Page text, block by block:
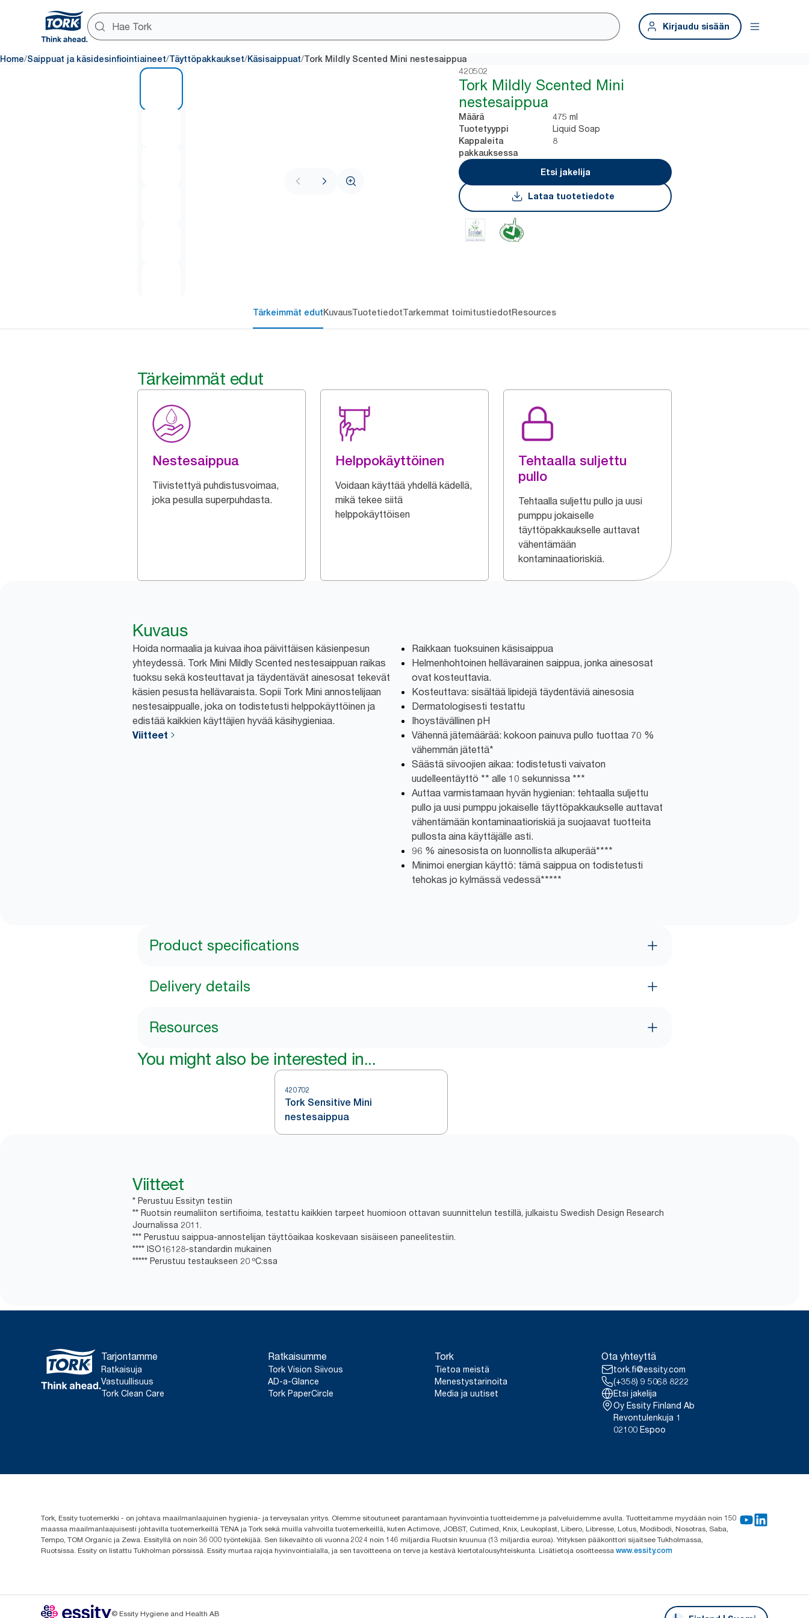
Kirjaudu sisään
Home/Saippuat ja käsidesinfiointiaineet/Täyttöpakkaukset/Käsisaippuat/Tork Mildly Scented Mini nestesaippua
420502
Tork Mildly Scented Mini
nestesaippua
Määrä 475 ml
Tuotetyyppi Liquid Soap
Kappaleita
pakkauksessa
8
Etsi jakelija
Lataa tuotetiedote
Tärkeimmät edutKuvausTuotetiedotTarkemmat toimitustiedotResources
Tärkeimmät edut
Nestesaippua
Tiivistettyä puhdistusvoimaa,
joka pesulla superpuhdasta.
Helppokäyttöinen
Voidaan käyttää yhdellä kädellä,
mikä tekee siitä
helppokäyttöisen
Tehtaalla suljettu
pullo
Tehtaalla suljettu pullo ja uusi
pumppu jokaiselle
täyttöpakkaukselle auttavat
vähentämään
kontaminaatioriskiä.
Kuvaus
Hoida normaalia ja kuivaa ihoa päivittäisen käsienpesun
yhteydessä. Tork Mini Mildly Scented nestesaippuan raikas
tuoksu sekä kosteuttavat ja täydentävät ainesosat tekevät
käsien pesusta hellävaraista. Sopii Tork Mini annostelijaan
nestesaippualle, joka on todistetusti helppokäyttöinen ja
edistää kaikkien käyttäjien hyvää käsihygieniaa.
Viitteet
Raikkaan tuoksuinen käsisaippua
Helmenhohtoinen hellävarainen saippua, jonka ainesosat
ovat kosteuttavia.
Kosteuttava: sisältää lipidejä täydentäviä ainesosia
Dermatologisesti testattu
Ihoystävällinen pH
Vähennä jätemäärää: kokoon painuva pullo tuottaa 70 %
vähemmän jätettä*
Säästä siivoojien aikaa: todistetusti vaivaton
uudelleentäyttö ** alle 10 sekunnissa ***
Auttaa varmistamaan hyvän hygienian: tehtaalla suljettu
pullo ja uusi pumppu jokaiselle täyttöpakkaukselle auttavat
vähentämään kontaminaatioriskiä ja suojaavat tuotteita
pullosta aina käyttäjälle asti.
96 % ainesosista on luonnollista alkuperää****
Minimoi energian käyttö: tämä saippua on todistetusti
tehokas jo kylmässä vedessä*****
Product specifications
Delivery details
Resources
You might also be interested in...
420702
Tork Sensitive Mini
nestesaippua
Viitteet
* Perustuu Essityn testiin
** Ruotsin reumaliiton sertifioima, testattu kaikkien tarpeet huomioon ottavan suunnittelun testillä, julkaistu Swedish Design Research
Journalissa 2011.
*** Perustuu saippua-annostelijan täyttöaikaa koskevaan sisäiseen paneelitestiin.
**** ISO16128-standardin mukainen
***** Perustuu testaukseen 20 ºC:ssa
Tarjontamme
Ratkaisuja
Vastuullisuus
Tork Clean Care
Ratkaisumme
Tork Vision Siivous
AD-a-Glance
Tork PaperCircle
Tork
Tietoa meistä
Menestystarinoita
Media ja uutiset
Ota yhteyttä
tork.fi@essity.com
(+358) 9 5068 8222
Etsi jakelija
Oy Essity Finland Ab
Revontulenkuja 1
02100 Espoo
Tork, Essity tuotemerkki - on johtava maailmanlaajuinen hygienia- ja terveysalan yritys. Olemme sitoutuneet parantamaan hyvinvointia tuotteidemme ja palveluidemme avulla. Tuotteitamme myydään noin 150
maassa maailmanlaajuisesti johtavilla tuotemerkeillä TENA ja Tork sekä muilla vahvoilla tuotemerkeillä, kuten Actimove, JOBST, Cutimed, Knix, Leukoplast, Libero, Libresse, Lotus, Modibodi, Nosotras, Saba,
Tempo, TOM Organic ja Zewa. Essityllä on noin 36 000 työntekijää. Sen liikevaihto oli vuonna 2024 noin 146 miljardia Ruotsin kruunua (13 miljardia euroa). Yrityksen pääkonttori sijaitsee Tukholmassa,
Ruotsissa. Essity on listattu Tukholman pörssissä. Essity murtaa rajoja hyvinvointialalla, ja sen tavoitteena on terve ja kestävä kiertotalousyhteiskunta. Lisätietoja osoitteessa www.essity.com
© Essity Hygiene and Health AB